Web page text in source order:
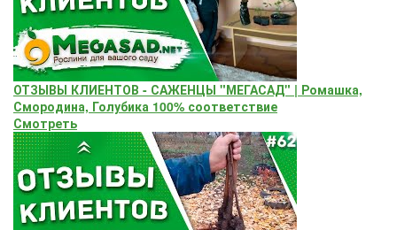
ОТЗЫВЫ КЛИЕНТОВ - САЖЕНЦЫ "МЕГАСАД" | Ромашка,
Смородина, Голубика 100% соответствие
Смотреть